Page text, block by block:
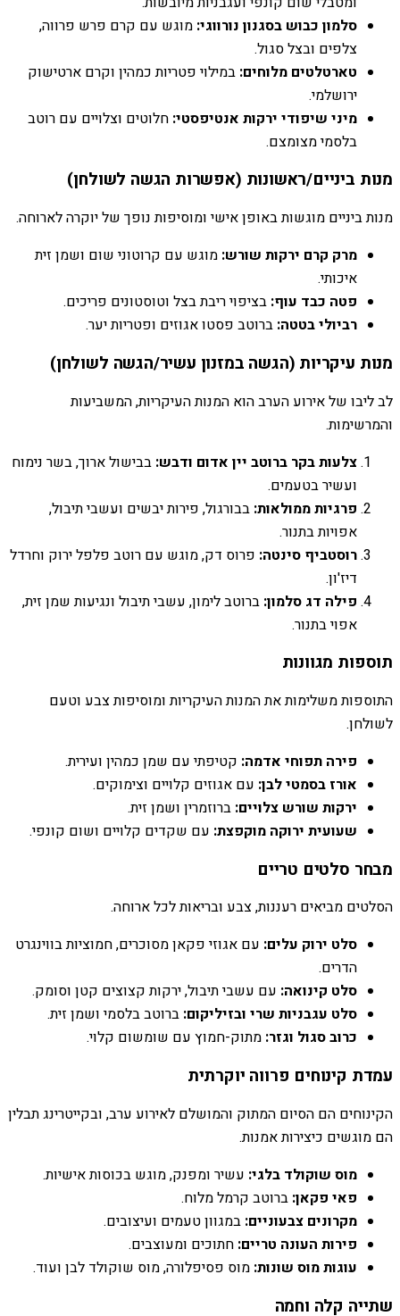
סלמון כבוש בסגנון נורווגי: מוגש עם קרם פרש פרווה,
צלפים ובצל סגול.
טארטלטים מלוחים: במילוי פטריות כמהין וקרם ארטישוק
ירושלמי.
מיני שיפודי ירקות אנטיפסטי: חלוטים וצלויים עם רוטב
בלסמי מצומצם.
מנות ביניים/ראשונות (אפשרות הגשה לשולחן)
מנות ביניים מוגשות באופן אישי ומוסיפות נופך של יוקרה לארוחה.
מרק קרם ירקות שורש: מוגש עם קרוטוני שום ושמן זית
איכותי.
פטה כבד עוף: בציפוי ריבת בצל וטוסטונים פריכים.
רביולי בטטה: ברוטב פסטו אגוזים ופטריות יער.
מנות עיקריות (הגשה במזנון עשיר/הגשה לשולחן)
לב ליבו של אירוע הערב הוא המנות העיקריות, המשביעות
והמרשימות.
צלעות בקר ברוטב יין אדום ודבש: בבישול ארוך, בשר נימוח
ועשיר בטעמים.
פרגיות ממולאות: בבורגול, פירות יבשים ועשבי תיבול,
אפויות בתנור.
רוסטביף סינטה: פרוס דק, מוגש עם רוטב פלפל ירוק וחרדל
דיז'ון.
פילה דג סלמון: ברוטב לימון, עשבי תיבול ונגיעות שמן זית,
אפוי בתנור.
תוספות מגוונות
התוספות משלימות את המנות העיקריות ומוסיפות צבע וטעם
לשולחן.
פירה תפוחי אדמה: קטיפתי עם שמן כמהין ועירית.
אורז בסמטי לבן: עם אגוזים קלויים וצימוקים.
ירקות שורש צלויים: ברוזמרין ושמן זית.
שעועית ירוקה מוקפצת: עם שקדים קלויים ושום קונפי.
מבחר סלטים טריים
הסלטים מביאים רעננות, צבע ובריאות לכל ארוחה.
סלט ירוק עלים: עם אגוזי פקאן מסוכרים, חמוציות בווינגרט
הדרים.
סלט קינואה: עם עשבי תיבול, ירקות קצוצים קטן וסומק.
סלט עגבניות שרי ובזיליקום: ברוטב בלסמי ושמן זית.
כרוב סגול וגזר: מתוק-חמוץ עם שומשום קלוי.
עמדת קינוחים פרווה יוקרתית
הקינוחים הם הסיום המתוק והמושלם לאירוע ערב, ובקייטרינג תבלין
הם מוגשים כיצירות אמנות.
מוס שוקולד בלגי: עשיר ומפנק, מוגש בכוסות אישיות.
פאי פקאן: ברוטב קרמל מלוח.
מקרונים צבעוניים: במגוון טעמים ועיצובים.
פירות העונה טריים: חתוכים ומעוצבים.
עוגות מוס שונות: מוס פסיפלורה, מוס שוקולד לבן ועוד.
שתייה קלה וחמה